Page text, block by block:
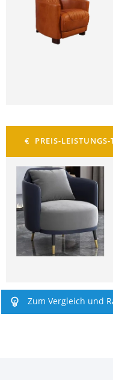
Zum Vergleich und